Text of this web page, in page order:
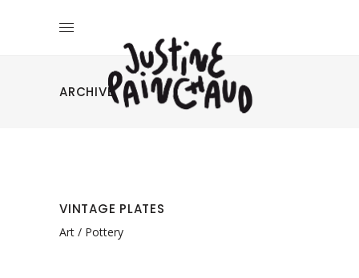
ARCHIVE
VINTAGE PLATES
Art Pottery